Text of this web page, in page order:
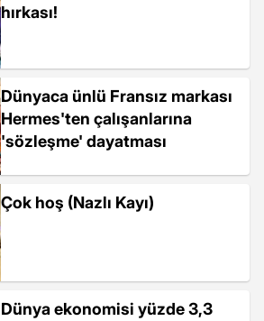
hırkası!
Dünyaca ünlü Fransız markası
Hermes'ten çalışanlarına
'sözleşme' dayatması
Çok hoş (Nazlı Kayı)
Dünya ekonomisi yüzde 3,3